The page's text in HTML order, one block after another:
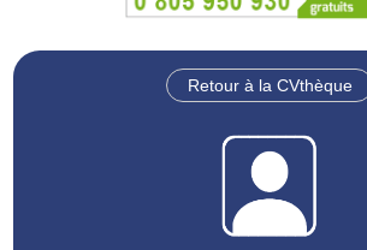
Retour à la CVthèque